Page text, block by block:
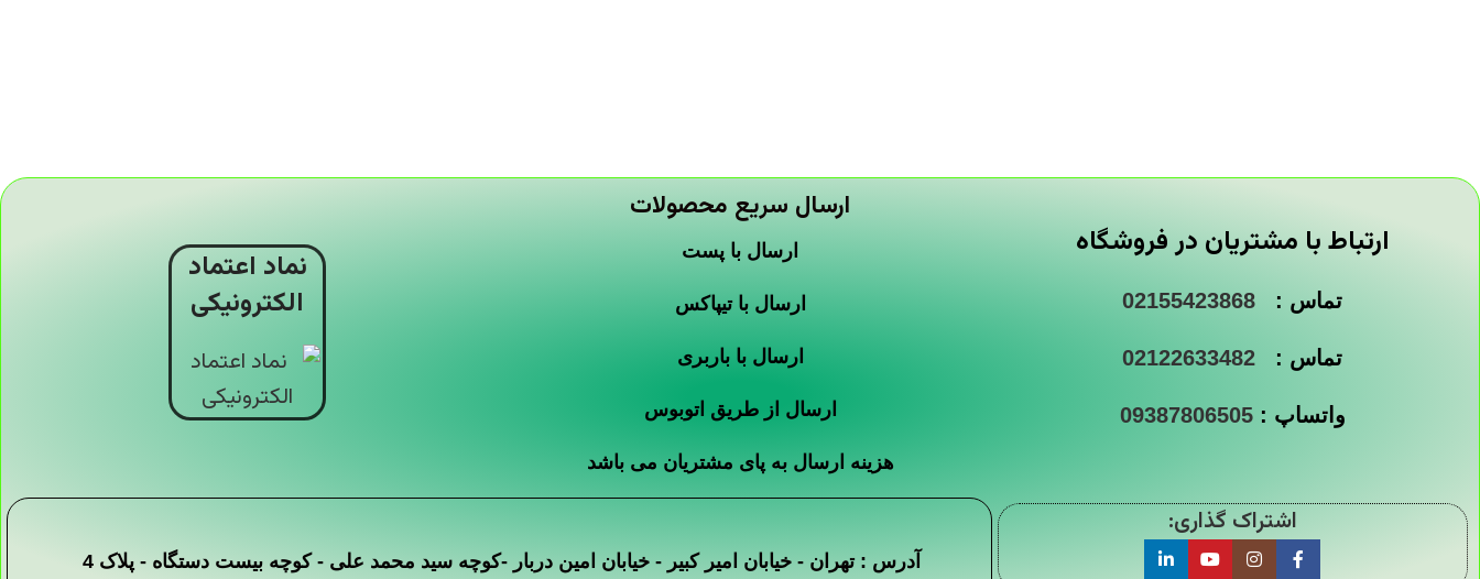
ارتباط با مشتریان در فروشگاه
تماس : 02155423868
تماس : 02122633482
واتساپ :09387806505
ارسال سریع محصولات
ارسال با پست
ارسال با تیپاکس
ارسال با باربری
ارسال از طریق اتوبوس
هزینه ارسال به پای مشتریان می باشد
نماد اعتماد
الکترونیکی
اشتراک گذاری:
آدرس : تهران - خیابان امیر کبیر - خیابان امین دربار -کوچه سید محمد علی - کوچه بیست دستگاه - پلاک 4